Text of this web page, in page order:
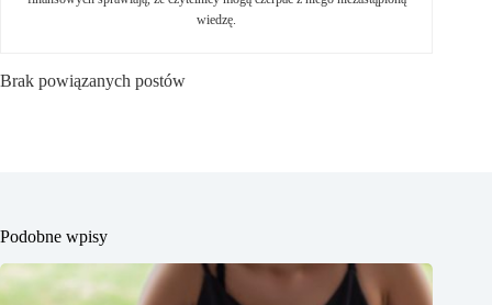
wiedzę.
Brak powiązanych postów
Podobne wpisy